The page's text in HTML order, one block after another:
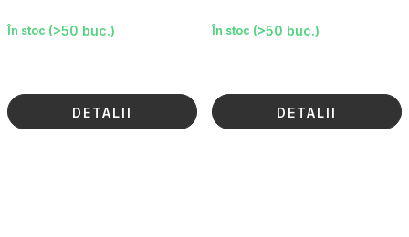
În stoc (>50 buc.)
DETALII
În stoc (>50 buc.)
DETALII